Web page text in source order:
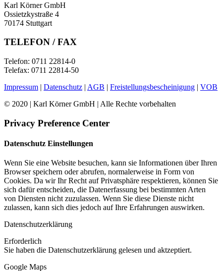
Karl Körner GmbH
Ossietzkystraße 4
70174 Stuttgart
TELEFON / FAX
Telefon: 0711 22814-0
Telefax: 0711 22814-50
Impressum | Datenschutz | AGB | Freistellungsbescheinigung | VOB
© 2020 | Karl Körner GmbH | Alle Rechte vorbehalten
Privacy Preference Center
Datenschutz Einstellungen
Wenn Sie eine Website besuchen, kann sie Informationen über Ihren
Browser speichern oder abrufen, normalerweise in Form von
Cookies. Da wir Ihr Recht auf Privatsphäre respektieren, können Sie
sich dafür entscheiden, die Datenerfassung bei bestimmten Arten
von Diensten nicht zuzulassen. Wenn Sie diese Dienste nicht
zulassen, kann sich dies jedoch auf Ihre Erfahrungen auswirken.
Datenschutzerklärung
Erforderlich
Sie haben die Datenschutzerklärung gelesen und aktzeptiert.
Google Maps